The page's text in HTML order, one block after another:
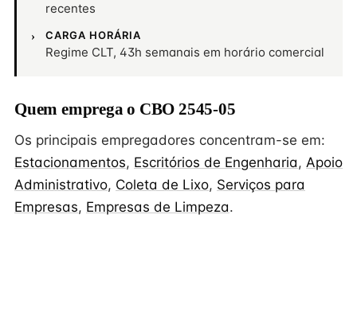
recentes
CARGA HORÁRIA
Regime CLT, 43h semanais em horário comercial
Quem emprega o CBO 2545-05
Os principais empregadores concentram-se em:
Estacionamentos, Escritórios de Engenharia, Apoio
Administrativo, Coleta de Lixo, Serviços para
Empresas, Empresas de Limpeza.